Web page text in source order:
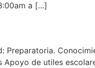
a […]
Preparatoria.
de utiles